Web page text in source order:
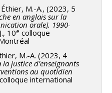
M.-A., (2023, 5
en anglais sur la
orale]. 1990-
10e colloque
M.-A. (2023, 4
justice d’enseignants
au quotidien
colloque international